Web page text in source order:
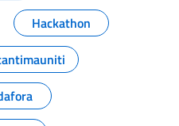
Hackathon